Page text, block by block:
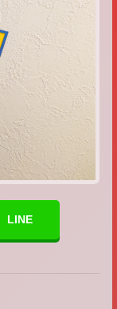
LINE